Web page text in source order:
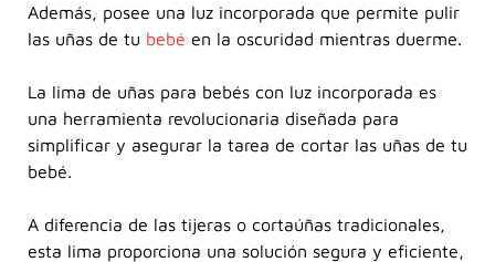
Además, posee una luz incorporada que permite pulir
las uñas de tu bebé en la oscuridad mientras duerme.
La lima de uñas para bebés con luz incorporada es
una herramienta revolucionaria diseñada para
simplificar y asegurar la tarea de cortar las uñas de tu
bebé.
A diferencia de las tijeras o cortaúñas tradicionales,
esta lima proporciona una solución segura y eficiente,